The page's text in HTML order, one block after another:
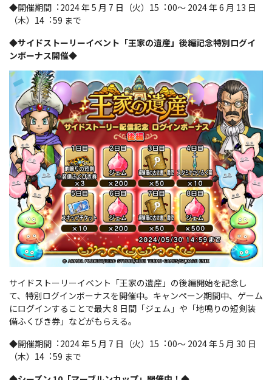
◆開催期間︓2024 年 5 月 7 日（火）15︓00～ 2024 年 6 月 13 日
（木）14︓59 まで
◆サイドストーリーイベント「王家の遺産」後編記念特別ログイ
ンボーナス開催◆
サイドストーリーイベント「王家の遺産」の後編開始を記念し
て、特別ログインボーナスを開催中。キャンペーン期間中、ゲーム
にログインすることで最大 8 日間「ジェム」や「地鳴りの短剣装
備ふくびき券」などがもらえる。
◆開催期間︓2024 年 5 月 7 日（火）15︓00～ 2024 年 5 月 30 日
（木）14︓59 まで